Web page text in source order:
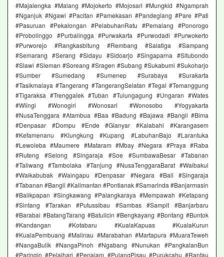
#Majalengka #Malang #Mojokerto #Mojosari #Mungkid #Ngamprah
#Nganjuk #Ngawi #Pacitan #Pamekasan #Pandeglang #Pare #Pati
#Pasuruan #Pekalongan #PelabuhanRatu #Pemalang #Ponorogo
#Probolinggo #Purbalingga #Purwakarta #Purwodadi #Purwokerto
#Purworejo #Rangkasbitung #Rembang #Salatiga #Sampang
#Semarang #Serang #Sidayu #Sidoarjo #Singaparna #Situbondo
#Slawi #Sleman #Soreang #Sragen #Subang #Sukabumi #Sukoharjo
#Sumber #Sumedang #Sumenep #Surabaya #Surakarta
#Tasikmalaya #Tangerang #TangerangSelatan #Tegal #Temanggung
#Tigaraksa #Trenggalek #Tuban #Tulungagung #Ungaran #Wates
#Wlingi #Wonogiri #Wonosari #Wonosobo #Yogyakarta
#NusaTenggara #Atambua #Baa #Badung #Bajawa #Bangli #Bima
#Denpasar #Dompu #Ende #Gianyar #Kalabahi #Karangasem
#Kefamenanu #Klungkung #Kupang #LabuhanBajo #Larantuka
#Lewoleba #Maumere #Mataram #Mbay #Negara #Praya #Raba
#Ruteng #Selong #Singaraja #Soe #SumbawaBesar #Tabanan
#Taliwang #Tambolaka #Tanjung #NusaTenggaraBarat #Waibakul
#Waikabubak #Waingapu #Denpasar #Negara #Bali #Singaraja
#Tabanan #Bangli #Kalimantan #Pontianak #Samarinda #Banjarmasin
#Balikpapan #Singkawang #Palangkaraya #Mempawah #Ketapang
#Sintang #Tarakan #Putussibau #Sambas #Sampit #Banjarbaru
#Barabai #BatangTarang #Batulicin #Bengkayang #Bontang #Buntok
#Kandangan #Kotabaru #KualaKapuas #KualaKurun
#KualaPembuang #Malinau #Marabahan #Martapura #MuaraTeweh
#NangaBulik #NangaPinoh #Ngabang #Nunukan #PangkalanBun
#Paringin #Pelaihari #Penajam #PulangPisau #Purukcahu #Rantau